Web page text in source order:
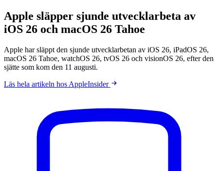
Apple släpper sjunde utvecklarbeta av
iOS 26 och macOS 26 Tahoe
Apple har släppt den sjunde utvecklarbetan av iOS 26, iPadOS 26,
macOS 26 Tahoe, watchOS 26, tvOS 26 och visionOS 26, efter den
sjätte som kom den 11 augusti.
Läs hela artikeln hos AppleInsider